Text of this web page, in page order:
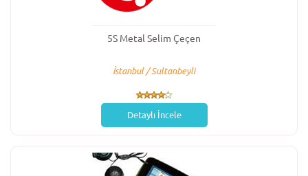
5S Metal Selim Çeçen
İstanbul / Sultanbeyli
Detaylı İncele